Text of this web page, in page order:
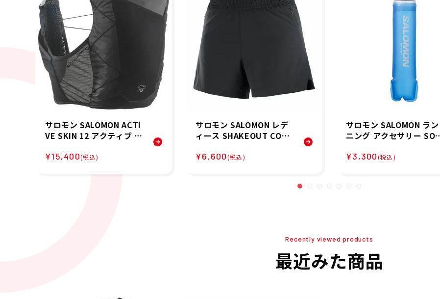
サロモン SALOMON ACTI
VE SKIN 12 アクティブ ス
フラスク付 ランニング バ
¥15,400(税込)
サロモン SALOMON レデ
ィース SHAKEOUT CORE
ーフパンツ LC2451300 2
¥6,600(税込)
サロモン SALOMON ラン
ニング アクセサリー SOF
LC1916000 メンズ レディ
¥3,300(税込)
Recently viewed products
最近みた商品